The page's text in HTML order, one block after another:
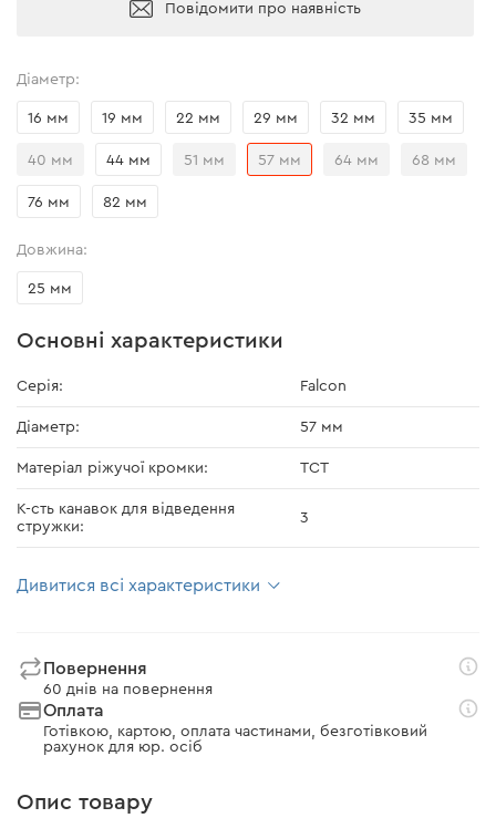
Повідомити про наявність
Діаметр:
16 мм 19 мм 22 мм 29 мм 32 мм 35 мм
40 мм 44 мм 51 мм 57 мм 64 мм 68 мм
76 мм 82 мм
Довжина:
25 мм
Основні характеристики
Серія: Falcon
Діаметр: 57 мм
Матеріал ріжучої кромки: TCT
К-сть канавок для відведення
стружки:
3
Дивитися всі характеристики
Повернення
60 днів на повернення
Оплата
Готівкою, картою, оплата частинами, безготівковий
рахунок для юр. осіб
Опис товару